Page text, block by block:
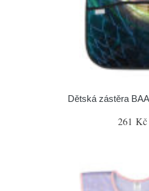
Dětská zástěra
261 Kč